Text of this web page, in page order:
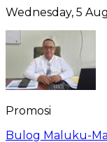
Wednesday, 5
Promosi
Bulog Maluku-